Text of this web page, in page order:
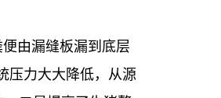
由漏缝板漏到底层
压力大大降低，从源